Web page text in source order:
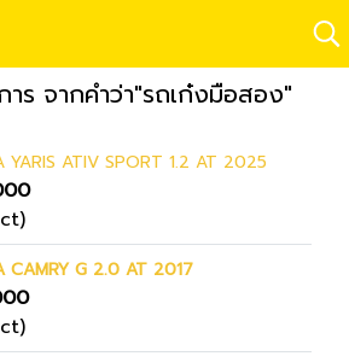
ร จากคำว่า"รถเก๋งมือสอง"
YARIS ATIV SPORT 1.2 AT 2025
CAMRY G 2.0 AT 2017